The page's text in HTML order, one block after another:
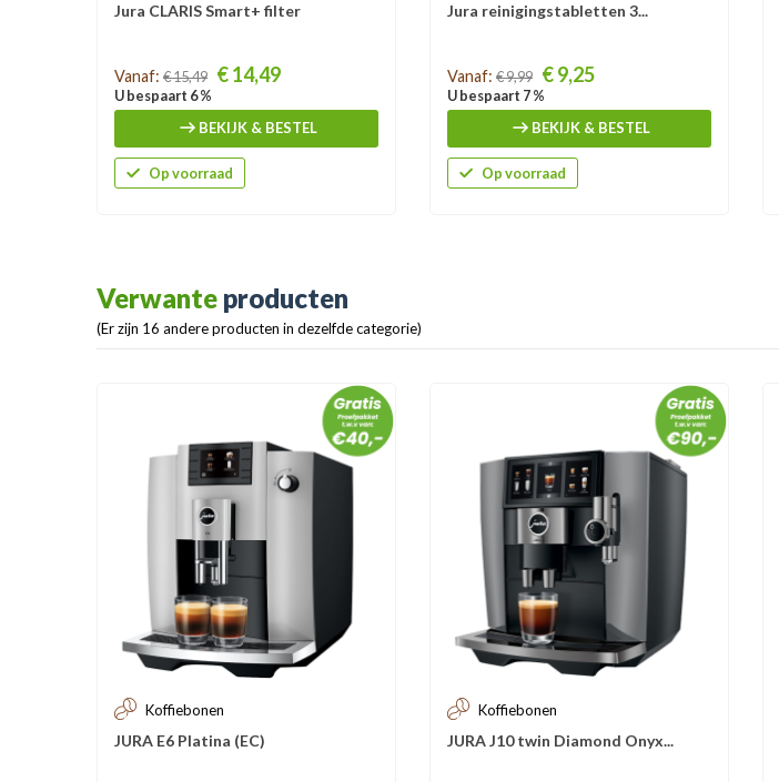
Jura CLARIS Smart+ filter
Prijs
Vanaf: € 15,49 € 14,49
U bespaart 6 %
BEKIJK & BESTEL
Op voorraad
Jura reinigingstabletten 3...
Prijs
Vanaf: € 9,99 € 9,25
U bespaart 7 %
BEKIJK & BESTEL
Op voorraad
Verwante producten
(Er zijn 16 andere producten in dezelfde categorie)
Koffiebonen
JURA E6 Platina (EC)
Koffiebonen
JURA J10 twin Diamond Onyx...